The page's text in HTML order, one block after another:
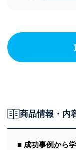
商品情報・内
■ 成功事例から